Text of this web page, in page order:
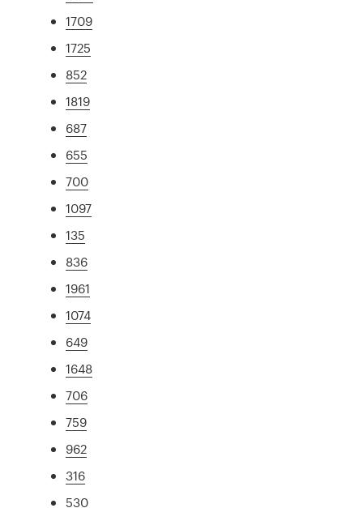
1709
1725
852
1819
687
655
700
1097
135
836
1961
1074
649
1648
706
759
962
316
530